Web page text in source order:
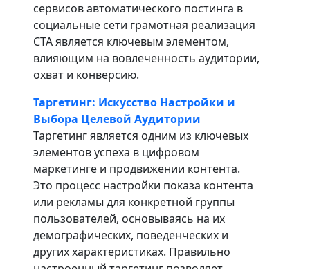
сервисов автоматического постинга в
социальные сети грамотная реализация
CTA является ключевым элементом,
влияющим на вовлеченность аудитории,
охват и конверсию.
Таргетинг: Искусство Настройки и
Выбора Целевой Аудитории
Таргетинг является одним из ключевых
элементов успеха в цифровом
маркетинге и продвижении контента.
Это процесс настройки показа контента
или рекламы для конкретной группы
пользователей, основываясь на их
демографических, поведенческих и
других характеристиках. Правильно